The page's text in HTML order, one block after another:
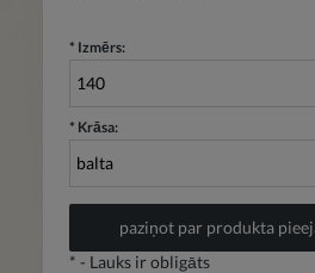
* Izmērs:
* Krāsa:
paziņot par produkta
* - Lauks ir obligāts